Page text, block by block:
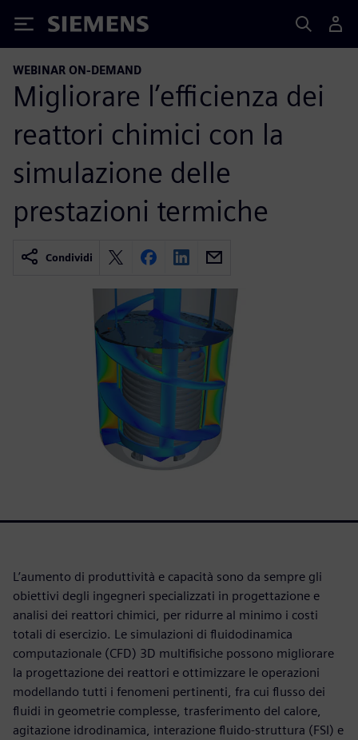
Siemens
WEBINAR ON-DEMAND
Migliorare l’efficienza dei
reattori chimici con la
simulazione delle
prestazioni termiche
Condividi
L’aumento di produttività e capacità sono da sempre gli
obiettivi degli ingegneri specializzati in progettazione e
analisi dei reattori chimici, per ridurre al minimo i costi
totali di esercizio. Le simulazioni di fluidodinamica
computazionale (CFD) 3D multifisiche possono migliorare
la progettazione dei reattori e ottimizzare le operazioni
modellando tutti i fenomeni pertinenti, fra cui flusso dei
fluidi in geometrie complesse, trasferimento del calore,
agitazione idrodinamica, interazione fluido-struttura (FSI) e